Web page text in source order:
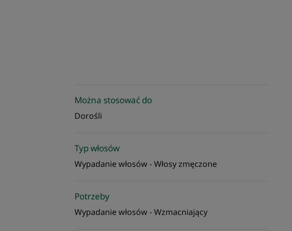
Można stosować do
Dorośli
Typ włosów
Wypadanie włosów - Włosy zmęczone
Potrzeby
Wypadanie włosów - Wzmacniający